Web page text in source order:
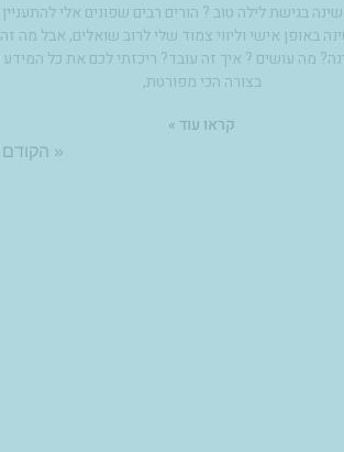
שינה בגישת לילה טוב ? הורים רבים שפונים אלי להתעניין
באופן אישי וליווי צמוד שלי לרוב שואלים, אבל מה זה
מה עושים ? איך זה עובד? ריכזתי לכם את כל המידע
בצורה הכי מפורטת,
קראו עוד »
« הקודם